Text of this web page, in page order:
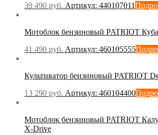
Бензиновый(21)
Электрический
Рабочая ширина, мм
Производитель
Bennett (0)
Caiman
39 490 руб. Артикул: 440107011
Мотоблок бензиновый PATRIOT
41 490 руб. Артикул: 460105555
Культиватор бензиновый PATRIOT
13 290 руб. Артикул: 460104400
Мотоблок бензиновый PATRIOT
X-Drive